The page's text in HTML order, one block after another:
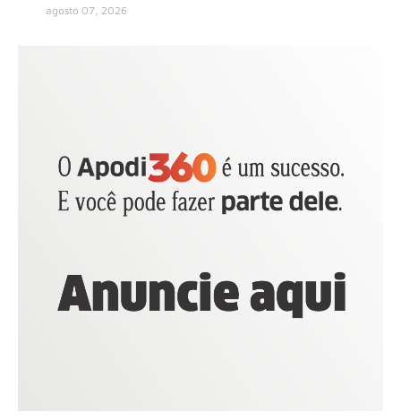
agosto 07, 2026